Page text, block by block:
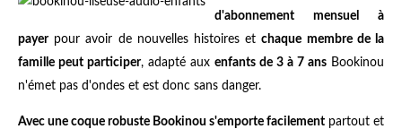
d'abonnement mensuel à
payerpour avoir de nouvelles histoires etchaque membre de la
famille peut participer, adapté aux enfants de 3 à 7 ans Bookinou
n'émet pas d'ondes et est donc sans danger.
Avec une coque robuste Bookinou s'emporte facilement partout et